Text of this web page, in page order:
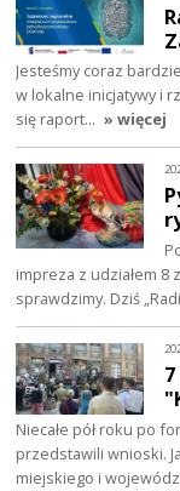
Jesteśmy coraz
w lokalne inicjatywy i
się raport… » więcej
impreza z udziałem 8
sprawdzimy. Dziś
Niecałe pół roku po
przedstawili wnioski.
miejskiego i